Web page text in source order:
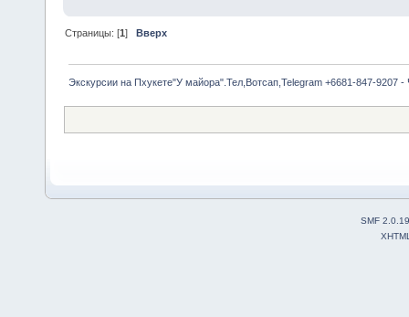
Страницы: [1]Вверх
Экскурсии на Пхукете"У майора".Тел,Вотсап,Telegram +6681-847-9207 -
SMF 2.0.19